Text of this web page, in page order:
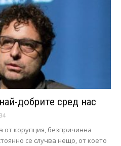
добрите сред нас
от корупция, безпричинна
се случва нещо, от което